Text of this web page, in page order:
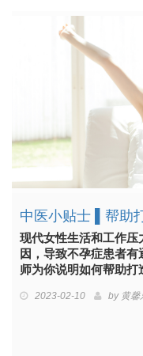
中医小贴士 ▌帮助
现代女性生活和工作
因，导致不孕症患者
师为你说明如何帮助打
2023-02-10 by 黄馨